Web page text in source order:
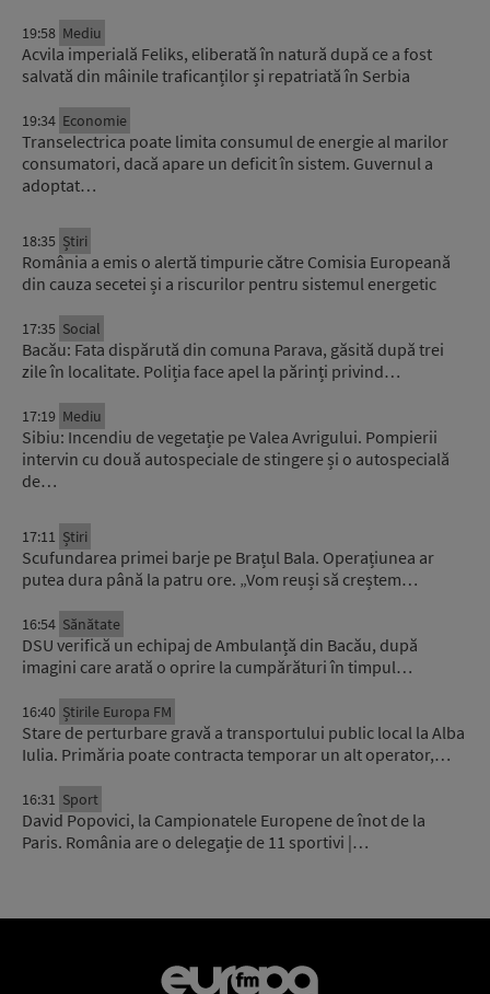
19:58 Mediu
Acvila imperială Feliks, eliberată în natură după ce a fost
salvată din mâinile traficanților și repatriată în Serbia
19:34 Economie
Transelectrica poate limita consumul de energie al marilor
consumatori, dacă apare un deficit în sistem. Guvernul a
adoptat…
18:35 Știri
România a emis o alertă timpurie către Comisia Europeană
din cauza secetei și a riscurilor pentru sistemul energetic
17:35 Social
Bacău: Fata dispărută din comuna Parava, găsită după trei
zile în localitate. Poliția face apel la părinți privind…
17:19 Mediu
Sibiu: Incendiu de vegetație pe Valea Avrigului. Pompierii
intervin cu două autospeciale de stingere și o autospecială
de…
17:11 Știri
Scufundarea primei barje pe Brațul Bala. Operațiunea ar
putea dura până la patru ore. „Vom reuși să creștem…
16:54 Sănătate
DSU verifică un echipaj de Ambulanță din Bacău, după
imagini care arată o oprire la cumpărături în timpul…
16:40 Știrile Europa FM
Stare de perturbare gravă a transportului public local la Alba
Iulia. Primăria poate contracta temporar un alt operator,…
16:31 Sport
David Popovici, la Campionatele Europene de înot de la
Paris. România are o delegație de 11 sportivi |…